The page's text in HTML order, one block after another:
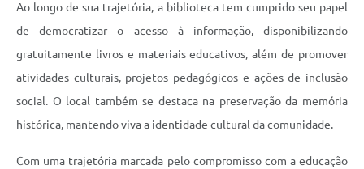
Ao longo de sua trajetória, a biblioteca tem cumprido seu papel
de democratizar o acesso à informação, disponibilizando
gratuitamente livros e materiais educativos, além de promover
atividades culturais, projetos pedagógicos e ações de inclusão
social. O local também se destaca na preservação da memória
histórica, mantendo viva a identidade cultural da comunidade.
Com uma trajetória marcada pelo compromisso com a educação